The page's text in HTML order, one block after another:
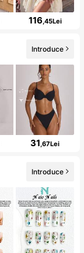
116 ,45Lei
Introduce
31 ,67Lei
Introduce